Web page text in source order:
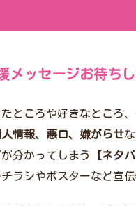
メッセージお待ち
ところや好きなところ
人情報、悪口、嫌がらせ
分かってしまう
【ネタバ
ラシやポスターなど宣